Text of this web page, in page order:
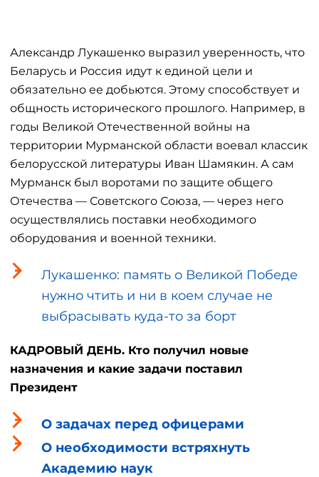
Александр Лукашенко выразил уверенность, что
Беларусь и Россия идут к единой цели и
обязательно ее добьются. Этому способствует и
общность исторического прошлого. Например, в
годы Великой Отечественной войны на
территории Мурманской области воевал классик
белорусской литературы Иван Шамякин. А сам
Мурманск был воротами по защите общего
Отечества — Советского Союза, — через него
осуществлялись поставки необходимого
оборудования и военной техники.
Лукашенко: память о Великой Победе
нужно чтить и ни в коем случае не
выбрасывать куда-то за борт
КАДРОВЫЙ ДЕНЬ. Кто получил новые
назначения и какие задачи поставил
Президент
О задачах перед офицерами
О необходимости встряхнуть
Академию наук